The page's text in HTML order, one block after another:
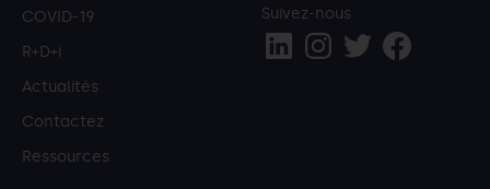
COVID-19
R+D+i
Actualités
Contactez
Ressources
Suivez-nous